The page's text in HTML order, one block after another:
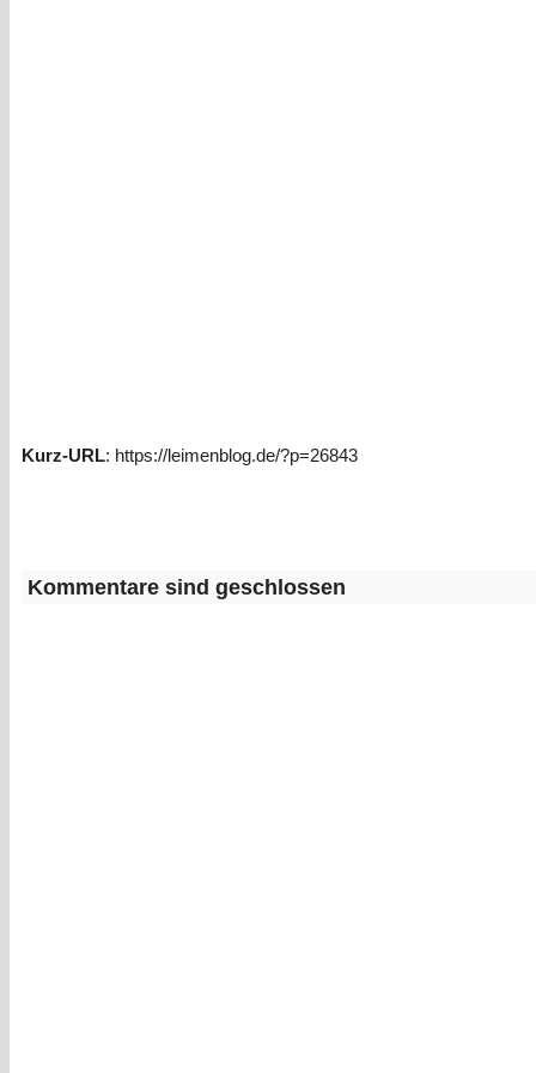
Kurz-URL: https://leimenblog.de/?p=26843
Kommentare sind geschlossen